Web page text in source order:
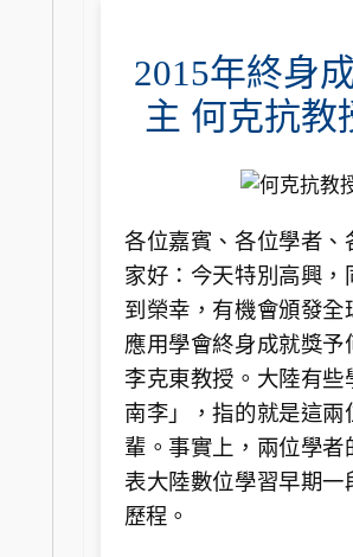
2015年終身
主 何克抗教
各位嘉賓、各位學者、
家好：今天特別高興，
到榮幸，有機會頒發全
應用學會終身成就獎予
李克東教授。大陸有些
南李」，指的就是這兩
輩。事實上，兩位學者
表大陸數位學習早期一
歷程。